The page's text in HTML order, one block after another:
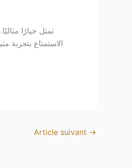
Article suivant →